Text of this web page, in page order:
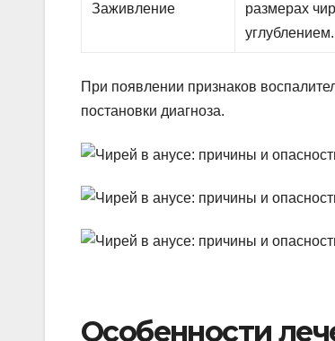
Заживление
размерах
углублением.
При появлении признаков
постановки диагноза.
Особенности